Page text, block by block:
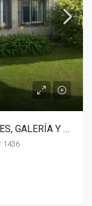
CASA FAMILIAR CON 2 HABITACIONES, GALERÍA Y PILETA EN VENTA, MARCOS PAZ
1436